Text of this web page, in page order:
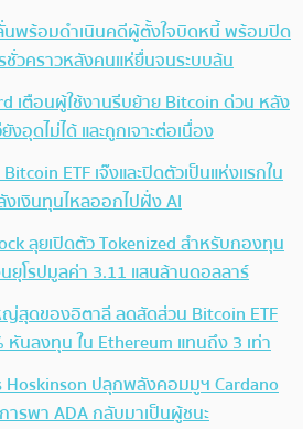
นพร้อมดำเนินคดีผู้ตั้งใจบิดหนี้ พร้อมปิด
วคราวหลังคนแห่ยื่นจนระบบล้น
เตือนผู้ใช้งานรีบย้าย Bitcoin ด่วน หลัง
งอุดไม่ได้ และถูกเจาะต่อเนื่อง
ETF เจ๊งและปิดตัวเป็นแห่งแรกใน
เงินทุนไหลออกไปฝั่ง AI
ลุยเปิดตัว Tokenized สำหรับกองทุน
ยุโรปมูลค่า 3.11 แสนล้านดอลลาร์
สุดของอิตาลี ลดสัดส่วน Bitcoin ETF
หันลงทุน ใน Ethereum แทนถึง 3 เท่า
Hoskinson ปลุกพลังคอมมูฯ Cardano
รพา ADA กลับมาเป็นผู้ชนะ